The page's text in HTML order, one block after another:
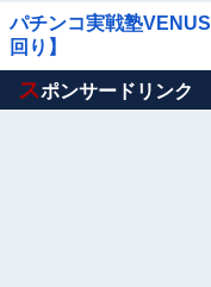
パチンコ実戦塾
回り】
Powered by livedoor 相
スポンサードリンク